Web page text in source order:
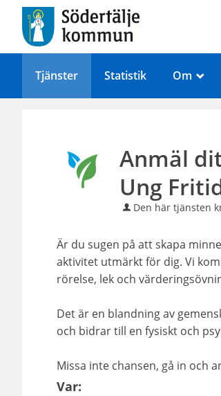
Tjänster Statistik Om _
Anmäl
Ung
Den här tjänsten
Är du sugen på att skapa
aktivitet utmärkt för dig. Vi
rörelse, lek och
Det är en blandning av
och bidrar till en fysiskt och
Missa inte chansen, gå in och
Var: